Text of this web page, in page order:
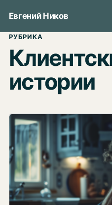
содержимому
Евгений Ников
РУБРИКА
истории